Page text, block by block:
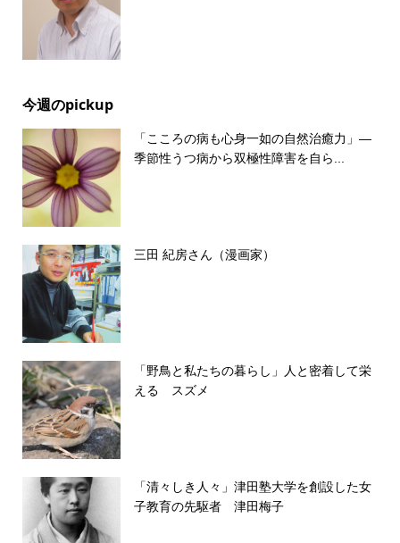
今週のpickup
「こころの病も心身一如の自然治癒力」―
季節性うつ病から双極性障害を自ら...
三田 紀房さん（漫画家）
「野鳥と私たちの暮らし」人と密着して栄
える スズメ
「清々しき人々」津田塾大学を創設した女
子教育の先駆者 津田梅子